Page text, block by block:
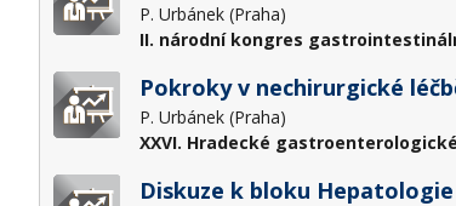
P. Urbánek (Praha)
II. národní kongres
Pokroky v nechirurgické
P. Urbánek (Praha)
XXVI. Hradecké
Diskuze k bloku Hepatologie